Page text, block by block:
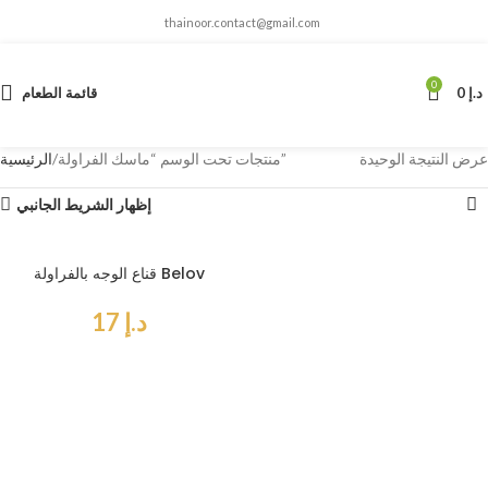
thainoor.contact@gmail.com
قائمة الطعام 0 د.إ
الرئيسية منتجات تحت الوسم “ماسك الفراولة” عرض النتيجة الوحيدة
إظهار الشريط الجانبي
قناع الوجه بالفراولة Belov
د.إ